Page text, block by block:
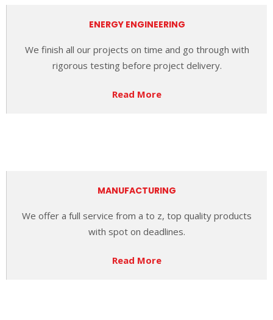
ENERGY ENGINEERING
We finish all our projects on time and go through with
rigorous testing before project delivery.
Read More
MANUFACTURING
We offer a full service from a to z, top quality products
with spot on deadlines.
Read More